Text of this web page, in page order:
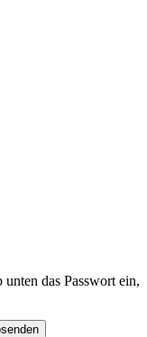
das Passwort ein,